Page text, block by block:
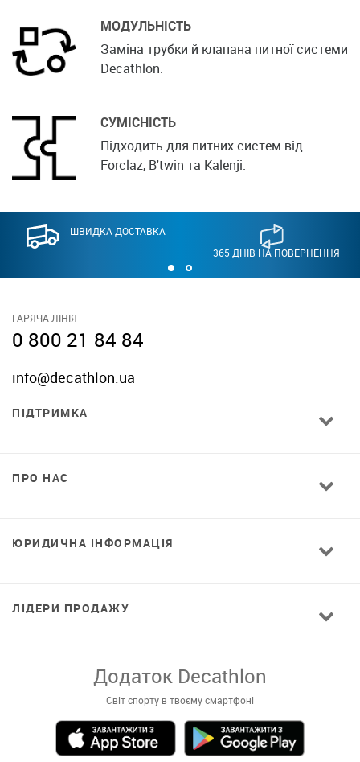
МОДУЛЬНІСТЬ
Заміна трубки й клапана питної системи
Decathlon.
СУМІСНІСТЬ
Підходить для питних систем від
Forclaz, B'twin та Kalenji.
ШВИДКА ДОСТАВКА
365 ДНІВ НА ПОВЕРНЕННЯ
ГАРЯЧА ЛІНІЯ
0 800 21 84 84
info@decathlon.ua
ПІДТРИМКА
ПРО НАС
ЮРИДИЧНА ІНФОРМАЦІЯ
ЛІДЕРИ ПРОДАЖУ
Додаток Decathlon
Світ спорту в твоєму смартфоні